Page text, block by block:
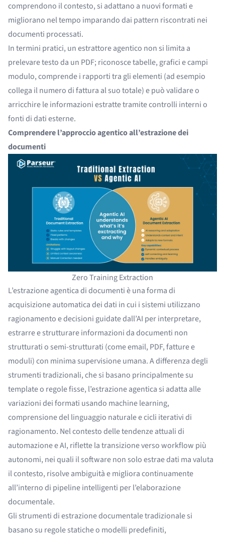
comprendono il contesto, si adattano a nuovi formati e
migliorano nel tempo imparando dai pattern riscontrati nei
documenti processati.
In termini pratici, un estrattore agentico non si limita a
prelevare testo da un PDF; riconosce tabelle, grafici e campi
modulo, comprende i rapporti tra gli elementi (ad esempio
collega il numero di fattura al suo totale) e può validare o
arricchire le informazioni estratte tramite controlli interni o
fonti di dati esterne.
Comprendere l’approccio agentico all’estrazione dei
documenti
Zero Training Extraction
L’estrazione agentica di documenti è una forma di
acquisizione automatica dei dati in cui i sistemi utilizzano
ragionamento e decisioni guidate dall’AI per interpretare,
estrarre e strutturare informazioni da documenti non
strutturati o semi-strutturati (come email, PDF, fatture e
moduli) con minima supervisione umana. A differenza degli
strumenti tradizionali, che si basano principalmente su
template o regole fisse, l’estrazione agentica si adatta alle
variazioni dei formati usando machine learning,
comprensione del linguaggio naturale e cicli iterativi di
ragionamento. Nel contesto delle tendenze attuali di
automazione e AI, riflette la transizione verso workflow più
autonomi, nei quali il software non solo estrae dati ma valuta
il contesto, risolve ambiguità e migliora continuamente
all’interno di pipeline intelligenti per l’elaborazione
documentale.
Gli strumenti di estrazione documentale tradizionalesi
basano su regole statiche o modelli predefiniti,